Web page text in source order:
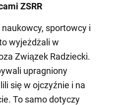
ZSRR
sportowcy i
wyjeżdżali w
Związek Radziecki.
upragniony
się w ojczyźnie i na
To samo dotyczy